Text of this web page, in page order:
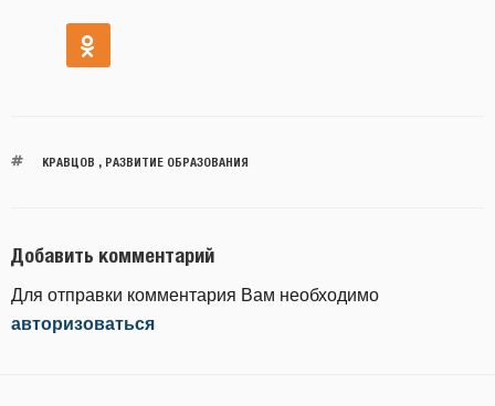
КРАВЦОВ , РАЗВИТИЕ ОБРАЗОВАНИЯ
Добавить комментарий
Для отправки комментария Вам необходимо
авторизоваться